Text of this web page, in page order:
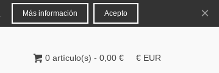
Español Iniciar sesión
0 artículo(s) - 0,00 € € EUR
Más información Acepto ×